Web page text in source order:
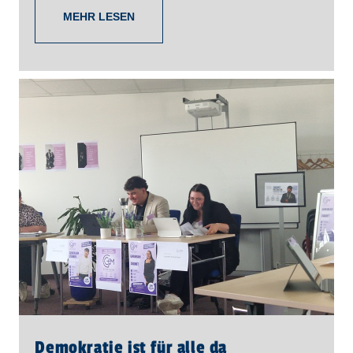
MEHR LESEN
Demokratie ist für alle da